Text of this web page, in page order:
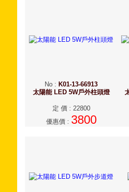
No : K01-13-66913
太陽能 LED 5W戶外柱頭燈
定 價: 22800
優惠價: 3800